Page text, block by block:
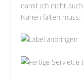
damit ich nicht
Nähen falten muss.